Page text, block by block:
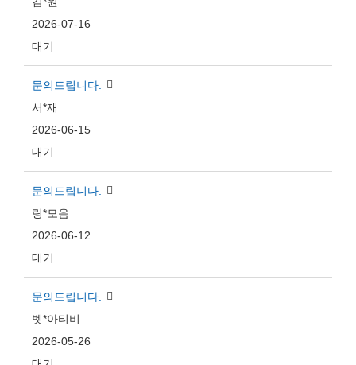
2026-07-16
대기
문의드립니다.
서*재
2026-06-15
대기
문의드립니다.
링*모음
2026-06-12
대기
문의드립니다.
벳*아티비
2026-05-26